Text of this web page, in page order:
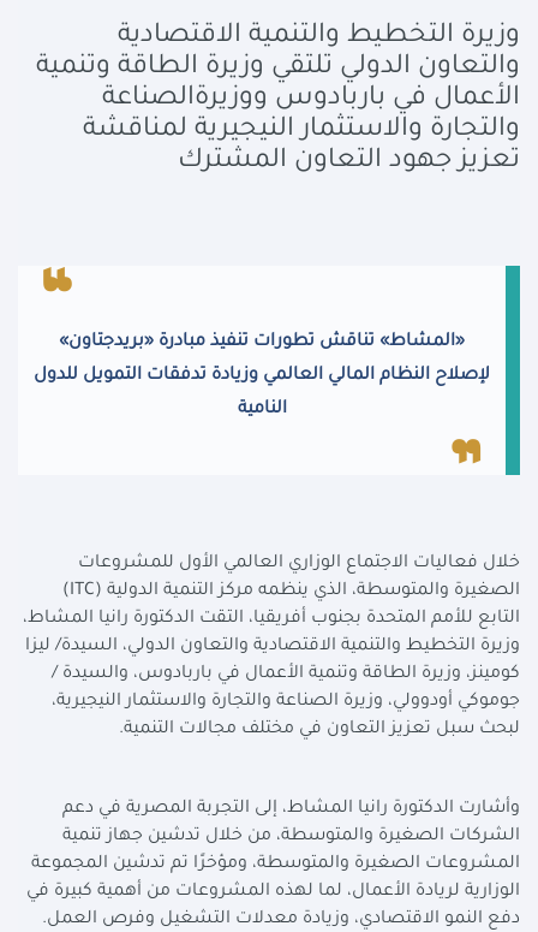
وزيرة التخطيط والتنمية الاقتصادية
والتعاون الدولي تلتقي وزيرة الطاقة وتنمية
الأعمال في باربادوس ووزيرةالصناعة
والتجارة والاستثمار النيجيرية لمناقشة
تعزيز جهود التعاون المشترك
«المشاط» تناقش تطورات تنفيذ مبادرة «بريدجتاون»
لإصلاح النظام المالي العالمي وزيادة تدفقات التمويل للدول
النامية
خلال فعاليات الاجتماع الوزاري العالمي الأول للمشروعات
الصغيرة والمتوسطة، الذي ينظمه مركز التنمية الدولية (ITC
)
التابع للأمم المتحدة بجنوب أفريقيا، التقت الدكتورة رانيا المشاط،
وزيرة التخطيط والتنمية الاقتصادية والتعاون الدولي، السيدة/ ليزا
كومينز، وزيرة الطاقة وتنمية الأعمال في باربادوس، والسيدة /
جوموكي أودوولي، وزيرة الصناعة والتجارة والاستثمار النيجيرية،
لبحث سبل تعزيز التعاون في مختلف مجالات التنمية.
وأشارت الدكتورة رانيا المشاط، إلى التجربة المصرية في دعم
الشركات الصغيرة والمتوسطة، من خلال تدشين جهاز تنمية
المشروعات الصغيرة والمتوسطة، ومؤخرًا تم تدشين المجموعة
الوزارية لريادة الأعمال، لما لهذه المشروعات من أهمية كبيرة في
دفع النمو الاقتصادي، وزيادة معدلات التشغيل وفرص العمل.